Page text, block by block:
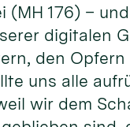
176) –
digitalen
den
uns alle
wir dem